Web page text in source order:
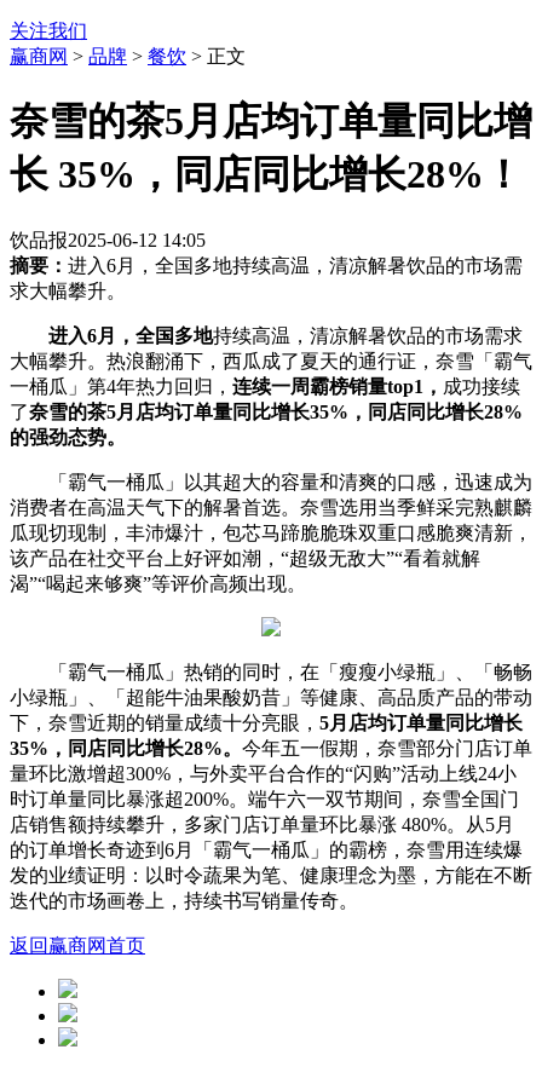
关注我们
赢商网 > 品牌 > 餐饮 > 正文
奈雪的茶5月店均订单量同比增
长 35%，同店同比增长28%！
饮品报2025-06-12 14:05
摘要： 进入6月，全国多地持续高温，清凉解暑饮品的市场需
求大幅攀升。
进入6月，全国多地持续高温，清凉解暑饮品的市场需求
大幅攀升。热浪翻涌下，西瓜成了夏天的通行证，奈雪「霸气
一桶瓜」第4年热力回归， 连续一周霸榜销量top1， 成功接续
了奈雪的茶5月店均订单量同比增长35%，同店同比增长28%
的强劲态势。
「霸气一桶瓜」以其超大的容量和清爽的口感，迅速成为
消费者在高温天气下的解暑首选。奈雪选用当季鲜采完熟麒麟
瓜现切现制，丰沛爆汁，包芯马蹄脆脆珠双重口感脆爽清新，
该产品在社交平台上好评如潮，“超级无敌大”“看着就解
渴”“喝起来够爽”等评价高频出现。
「霸气一桶瓜」热销的同时，在「瘦瘦小绿瓶」、「畅畅
小绿瓶」、「超能牛油果酸奶昔」等健康、高品质产品的带动
下，奈雪近期的销量成绩十分亮眼， 5月店均订单量同比增长
35%，同店同比增长28%。 今年五一假期，奈雪部分门店订单
量环比激增超300%，与外卖平台合作的“闪购”活动上线24小
时订单量同比暴涨超200%。端午六一双节期间，奈雪全国门
店销售额持续攀升，多家门店订单量环比暴涨 480%。从5月
的订单增长奇迹到6月「霸气一桶瓜」的霸榜，奈雪用连续爆
发的业绩证明：以时令蔬果为笔、健康理念为墨，方能在不断
迭代的市场画卷上，持续书写销量传奇。
返回赢商网首页